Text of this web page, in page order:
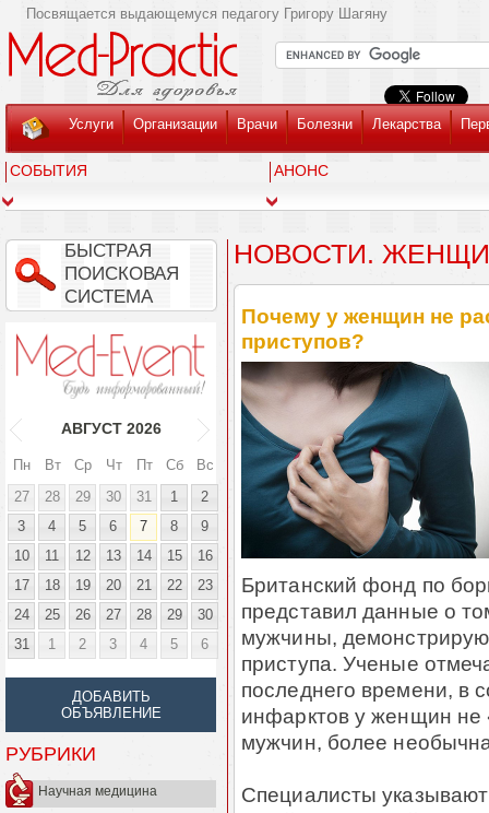
Посвящается выдающемуся педагогу Григору Шагяну
Услуги Организации Врачи Болезни Лекарства
СОБЫТИЯ АНОНС
БЫСТРАЯ
ПОИСКОВАЯ
СИСТЕМА
АВГУСТ 2026
Пн Вт Ср Чт Пт Сб
Вс
27
28 29 30 31 1
2
3
4 5 6 7 8
9
10
11 12 13 14 15
16
17
18 19 20 21 22
23
24
25 26 27 28 29
30
31
1 2 3 4 5 6
ДОБАВИТЬ
ОБЪЯВЛЕНИЕ
РУБРИКИ
Научная медицина
НОВОСТИ.
Почему у женщин не
приступов?
Британский фонд по
представил данные о
мужчины,
приступа. Ученые
последнего времени, в
инфарктов у женщин не
мужчин, более
Специалисты